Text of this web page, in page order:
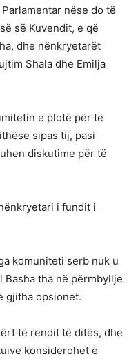
nëse do të
së Kuvendit, e që
dhe nënkryetarët
Shala dhe Emilja
e plotë për të
sipas tij, pasi
diskutime për të
i fundit i
komuniteti serb nuk u
Basha tha në përmbyllje
gjitha opsionet.
të rendit të ditës, dhe
konsiderohet e